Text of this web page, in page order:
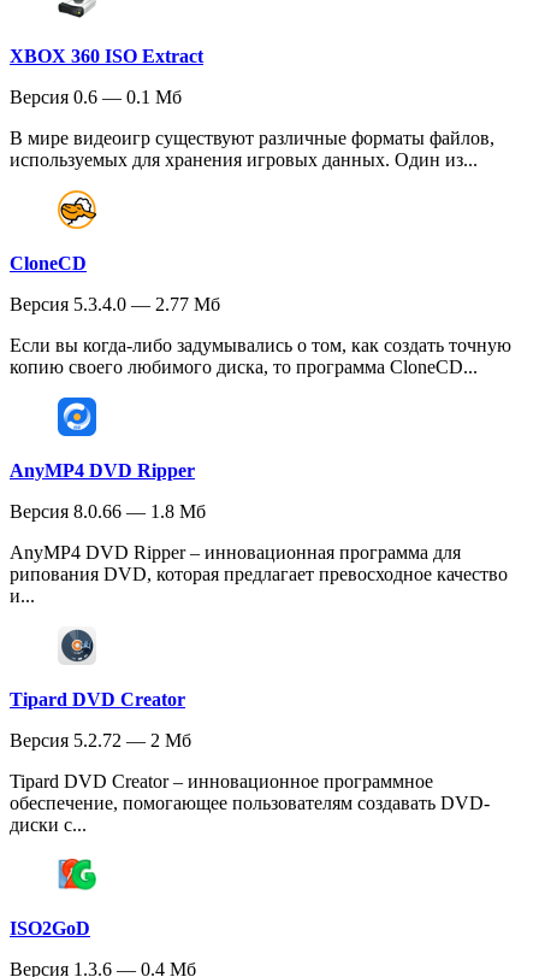
XBOX 360 ISO Extract
Версия 0.6 — 0.1 Мб
В мире видеоигр существуют различные форматы файлов,
используемых для хранения игровых данных. Один из...
CloneCD
Версия 5.3.4.0 — 2.77 Мб
Если вы когда-либо задумывались о том, как создать точную
копию своего любимого диска, то программа CloneCD...
AnyMP4 DVD Ripper
Версия 8.0.66 — 1.8 Мб
AnyMP4 DVD Ripper – инновационная программа для
рипования DVD, которая предлагает превосходное качество
и...
Tipard DVD Creator
Версия 5.2.72 — 2 Мб
Tipard DVD Creator – инновационное программное
обеспечение, помогающее пользователям создавать DVD-
диски с...
ISO2GoD
Версия 1.3.6 — 0.4 Мб